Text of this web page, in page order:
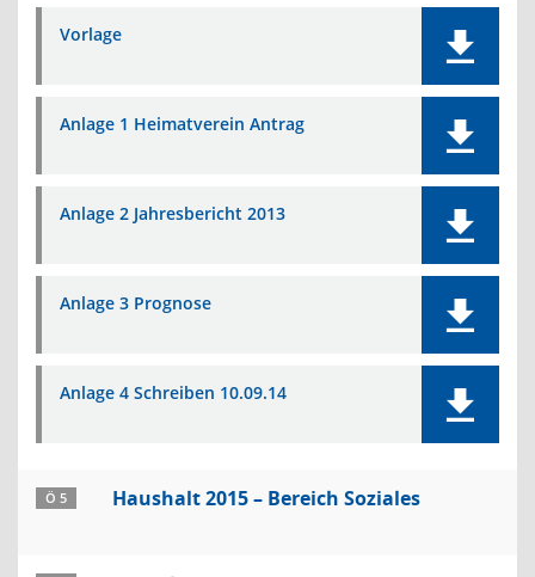
Vorlage
Anlage 1 Heimatverein Antrag
Anlage 2 Jahresbericht 2013
Anlage 3 Prognose
Anlage 4 Schreiben 10.09.14
Ö 5 Haushalt 2015 – Bereich Soziales